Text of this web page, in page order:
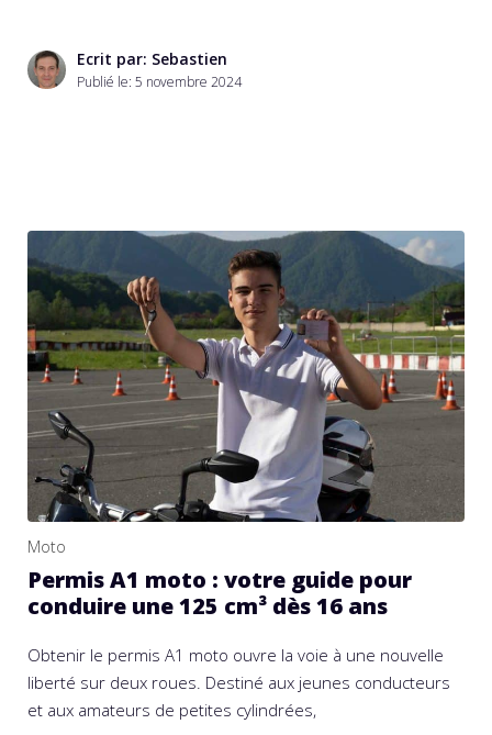
Ecrit par: Sebastien
Publié le: 5 novembre 2024
Moto
Permis A1 moto : votre guide pour
conduire une 125 cm³ dès 16 ans
Obtenir le permis A1 moto ouvre la voie à une nouvelle
liberté sur deux roues. Destiné aux jeunes conducteurs
et aux amateurs de petites cylindrées,